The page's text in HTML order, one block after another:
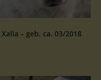
Xalia – geb. ca. 03/2018